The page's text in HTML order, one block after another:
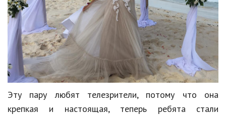
Обзоры
Рецепты
Красота и здоровье
Hi-Tech. Интернет
Авто, мото
Эту пару любят телезрители, потому что она
крепкая и настоящая, теперь ребята стали